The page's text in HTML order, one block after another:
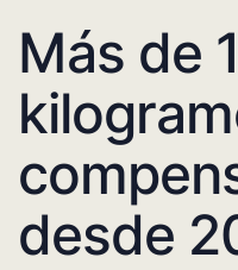
Más de
desde